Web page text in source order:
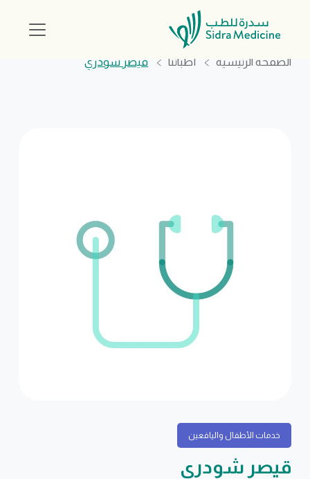
الصفحة الرئيسية أطبائنا قيصر شودري
خدمات الأطفال واليافعين
قيصر شودري